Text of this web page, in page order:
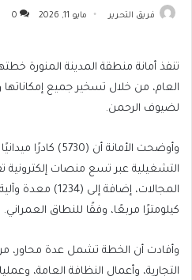
فريق التحرير مايو 11, 2026 0
تنفذ أمانة منطقة المدينة المنورة
العام، من خلال تسخير جميع
لضيوف الرحمن.
وأوضحت الأمانة أن
التشغيلية عبر تسع منصات
كيلومترًا مربعًا، وفقًا للنطاق العمراني.
وأفادت أن الخطة تشمل عدة محاور، من
التجارية، وأعمال النظافة العامة،